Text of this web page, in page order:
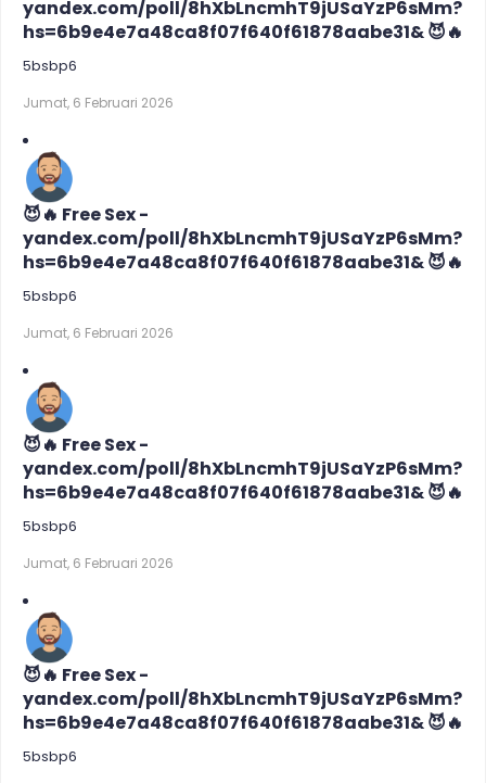
yandex.com/poll/8hXbLncmhT9jUSaYzP6sMm?
hs=6b9e4e7a48ca8f07f640f61878aabe31& 😈🔥
5bsbp6
Jumat, 6 Februari 2026
😈🔥 Free Sex -
yandex.com/poll/8hXbLncmhT9jUSaYzP6sMm?
hs=6b9e4e7a48ca8f07f640f61878aabe31& 😈🔥
5bsbp6
Jumat, 6 Februari 2026
😈🔥 Free Sex -
yandex.com/poll/8hXbLncmhT9jUSaYzP6sMm?
hs=6b9e4e7a48ca8f07f640f61878aabe31& 😈🔥
5bsbp6
Jumat, 6 Februari 2026
😈🔥 Free Sex -
yandex.com/poll/8hXbLncmhT9jUSaYzP6sMm?
hs=6b9e4e7a48ca8f07f640f61878aabe31& 😈🔥
5bsbp6